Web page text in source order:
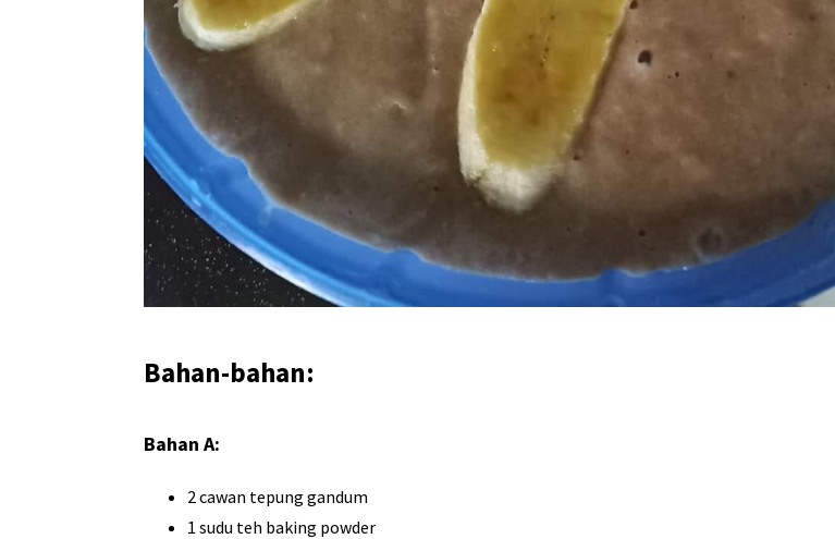
Bahan-bahan:
Bahan A:
2 cawan tepung gandum
1 sudu teh baking powder